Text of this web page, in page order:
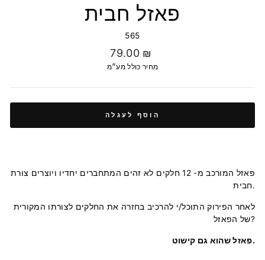
פאזל חבית
565
מחיר
רגיל
79.00 ₪
מחיר כולל מע״מ
הוסף לעגלה
פאזל המורכב מ- 12 חלקים לא זהים המתחברים יחדיו ויוצרים צורת
חבית.
לאחר הפירוק התוכל/י להרכיב בחזרה את החלקים לצורתו המקורית
של הפאזל?
פאזל שהוא גם קישוט.